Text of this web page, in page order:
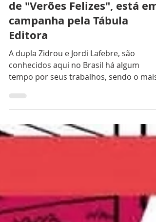
Primeiro quadrinho da dupla
de "Verões Felizes", está em
campanha pela Tábula
Editora
A dupla Zidrou e Jordi Lafebre, são
tempo por seus trabalhos, sendo o mais
conhecido Verões Felizes (Pipoca e
Nanquim) e A Mundana (HQueria). Agora,
a Tábula Editora lança o primeiro
quadrinho que a dupla fez em parceria:
de Camille Tirion, uma jovem mãe que
perde sua filha recém-nascida, Lydie,
após o parto. Abalada